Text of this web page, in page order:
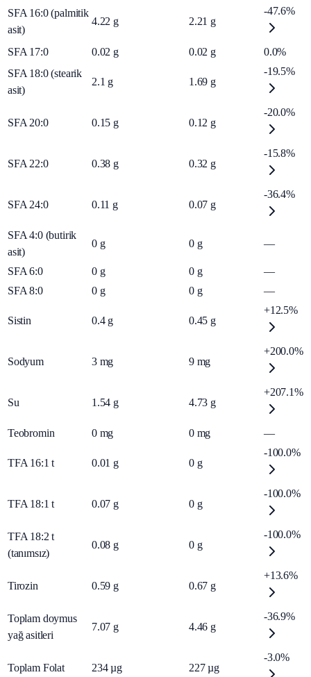
SFA 16:0 (palmitik
asit)
4.22 g 2.21 g
-47.6%
SFA 17:0 0.02 g 0.02 g
0.0%
SFA 18:0 (stearik
asit)
2.1 g 1.69 g
-19.5%
SFA 20:0 0.15 g 0.12 g
-20.0%
SFA 22:0 0.38 g 0.32 g
-15.8%
SFA 24:0 0.11 g 0.07 g
-36.4%
SFA 4:0 (butirik
asit)
0 g 0 g —
SFA 6:0 0 g 0 g
—
SFA 8:0
0 g 0 g —
Sistin 0.4 g 0.45 g
+12.5%
Sodyum 3 mg 9 mg
+200.0%
Su 1.54 g 4.73 g
+207.1%
Teobromin 0 mg 0 mg —
TFA 16:1 t 0.01 g 0 g
-100.0%
TFA 18:1 t 0.07 g 0 g
-100.0%
TFA 18:2 t
(tanımsız)
0.08 g 0 g
-100.0%
Tirozin 0.59 g 0.67 g
+13.6%
Toplam doymus
yağ asitleri
7.07 g 4.46 g
-36.9%
Toplam Folat 234 µg 227 µg
-3.0%